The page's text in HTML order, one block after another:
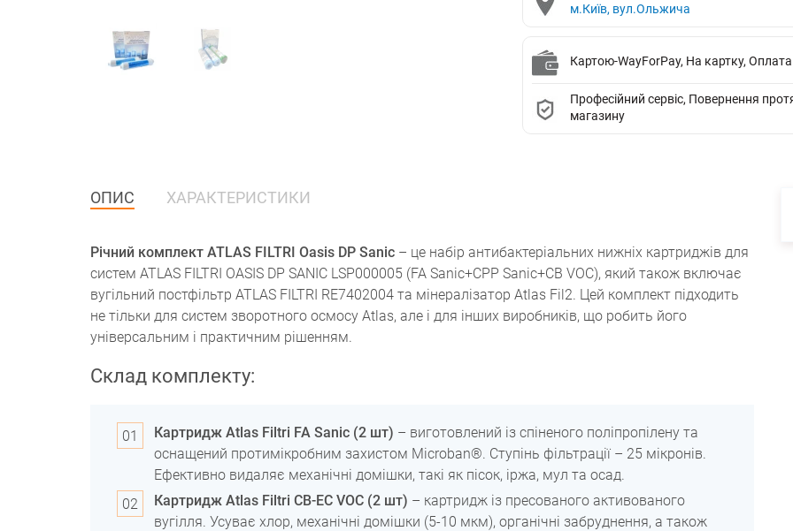
м.Київ, вул.Ольжича
Картою-WayForPay, На картку,
Професійний сервіс, Повернення
магазину
ОПИС ХАРАКТЕРИСТИКИ
Річний комплект ATLAS FILTRI Oasis DP Sanic – це набір антибактеріальних нижніх картриджів для
систем ATLAS FILTRI OASIS DP SANIC LSP000005 (FA Sanic+CPP Sanic+CB VOC), який також включає
вугільний постфільтр ATLAS FILTRI RE7402004 та мінералізатор Atlas Fil2. Цей комплект підходить
не тільки для систем зворотного осмосу Atlas, але і для інших виробників, що робить його
універсальним і практичним рішенням.
Склад комплекту:
Картридж Atlas Filtri FA Sanic (2 шт) – виготовлений із спіненого поліпропілену та
оснащений протимікробним захистом Microban®. Ступінь фільтрації – 25 мікронів.
Ефективно видаляє механічні домішки, такі як пісок, іржа, мул та осад.
Картридж Atlas Filtri СВ-EC VOC (2 шт) – картридж із пресованого активованого
вугілля. Усуває хлор, механічні домішки (5-10 мкм), органічні забруднення, а також